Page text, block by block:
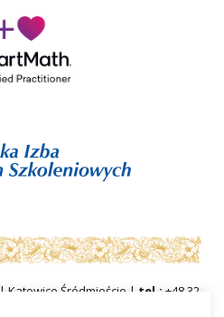
| Katowice Śródmieście | tel.: +48 32